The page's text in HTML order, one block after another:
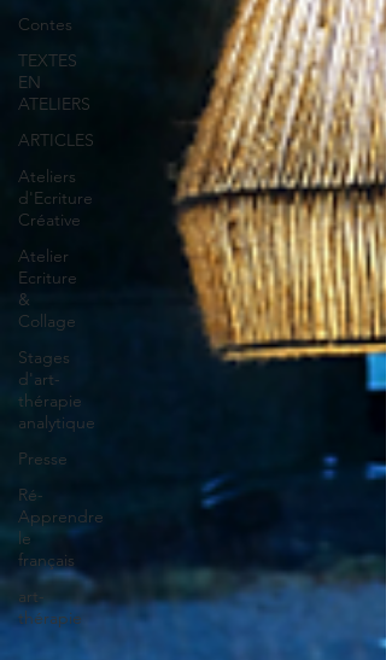
Contes
TEXTES
EN
ATELIERS
ARTICLES
Ateliers
d'Ecriture
Créative
Atelier
Ecriture
&
Collage
Stages
d'art-
thérapie
analytique
Presse
Ré-
Apprendre
le
français
art-
thérapie